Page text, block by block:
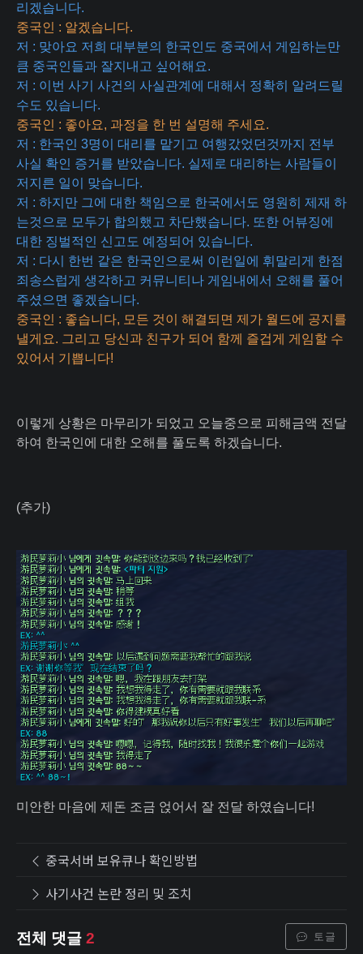
리겠습니다.
중국인 : 알겠습니다.
저 : 맞아요 저희 대부분의 한국인도 중국에서 게임하는만
큼 중국인들과 잘지내고 싶어해요.
저 : 이번 사기 사건의 사실관계에 대해서 정확히 알려드릴
수도 있습니다.
중국인 : 좋아요, 과정을 한 번 설명해 주세요.
저 : 한국인 3명이 대리를 맡기고 여행갔었던것까지 전부
사실 확인 증거를 받았습니다. 실제로 대리하는 사람들이
저지른 일이 맞습니다.
저 : 하지만 그에 대한 책임으로 한국에서도 영원히 제재 하
는것으로 모두가 합의했고 차단했습니다. 또한 어뷰징에
대한 징벌적인 신고도 예정되어 있습니다.
저 : 다시 한번 같은 한국인으로써 이런일에 휘말리게 한점
죄송스럽게 생각하고 커뮤니티나 게임내에서 오해를 풀어
주셨으면 좋겠습니다.
중국인 : 좋습니다, 모든 것이 해결되면 제가 월드에 공지를
낼게요. 그리고 당신과 친구가 되어 함께 즐겁게 게임할 수
있어서 기쁩니다!
이렇게 상황은 마무리가 되었고 오늘중으로 피해금액 전달
하여 한국인에 대한 오해를 풀도록 하겠습니다.
(추가)
미안한 마음에 제돈 조금 얹어서 잘 전달 하였습니다!
중국서버 보유큐나 확인방법
사기사건 논란 정리 및 조치
전체 댓글 2 토글